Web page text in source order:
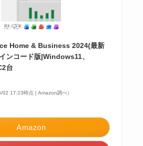
Home & Business 2024(最新
ンコード版|Windows11、
台
02 17:23時点 | Amazon調べ）
Amazon